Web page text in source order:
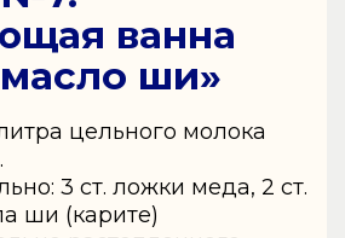
ванна
ши»
цельного молока
3 ст. ложки меда, 2 ст.
ши (карите)